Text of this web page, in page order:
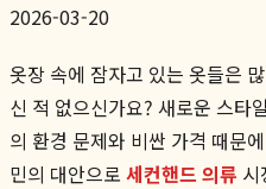
2026-03-20
옷장 속에 잠자고 있는 옷들은
신 적 없으신가요? 새로운 스타
의 환경 문제와 비싼 가격 때문
민의 대안으로 세컨핸드 의류